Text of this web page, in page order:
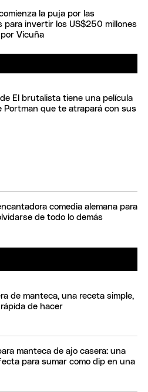
la puja por las
para invertir los US$250 millones
Vicuña
El brutalista tiene una película
Portman que te atrapará con sus
comedia alemana para
de todo lo demás
de manteca, una receta simple,
de hacer
manteca de ajo casera: una
para sumar como dip en una